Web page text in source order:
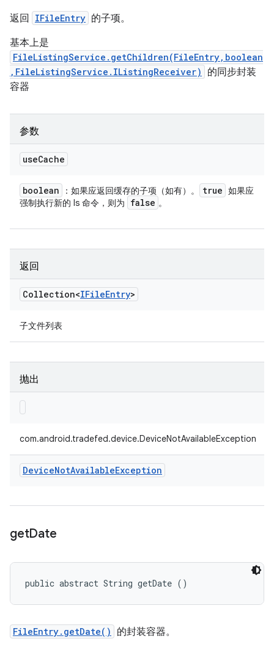
返回 IFileEntry 的子项。
基本上是
FileListingService.getChildren(FileEntry,boolean
,FileListingService.IListingReceiver)
的同步封装
容器
参数
useCache
boolean ：如果应返回缓存的子项（如有）。 true 如果应
强制执行新的 ls 命令，则为
false 。
返回
Collection<IFileEntry>
子文件列表
抛出
com.android.tradefed.device.DeviceNotAvailableException
DeviceNotAvailableException
getDate
public abstract String getDate ()
FileEntry.getDate() 的封装容器。